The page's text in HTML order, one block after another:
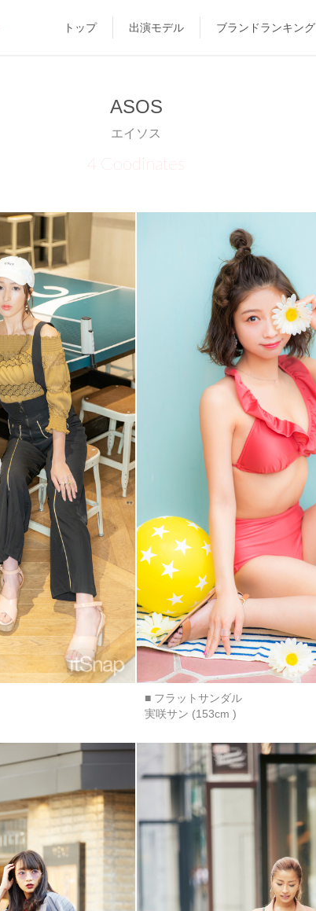
トップ 出演モデル ブランドランキング
ASOS
エイソス
4 Coodinates
■ フラットサンダル
実咲サン (153cm )